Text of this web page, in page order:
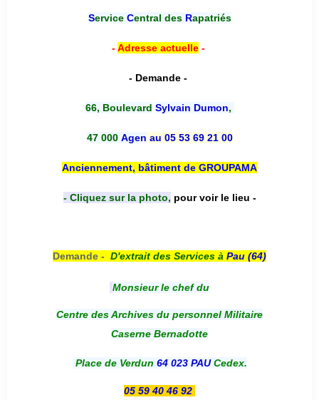
Service Central desRapatriés
-Adresse actuelle-
- Demande -
66, Boulevard Sylvain Dumon,
47 000 Agen au 05 53 69 21 00
Anciennement, bâtiment de GROUPAMA
- Cliquez sur la photo, pour voir le lieu -
Demande - D'extrait des Services à Pau (64)
Monsieur le chef du
Centre des Archives du personnel Militaire
Caserne Bernadotte
Place de Verdun 64 023 PAUCedex.
05 59 40 46 92